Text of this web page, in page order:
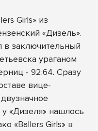
Girls» из
«Дизель».
заключительный
ураганом
- 92:64. Сразу
вице-
«Дизеля» нашлось
«Ballers Girls» в